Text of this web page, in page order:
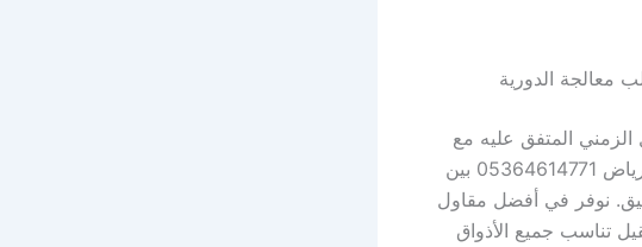
شبواك بالرياض 05364614771 بالجدول الزمني المتفق عليه مع
استخدام ستيل ستيل مقاوم للصدأ. نجمع في أفضل مقاول شبواك بالرياض 05364614771 بين
نوفر في أفضل مقاول
ثقيل تناسب جميع الأذواق